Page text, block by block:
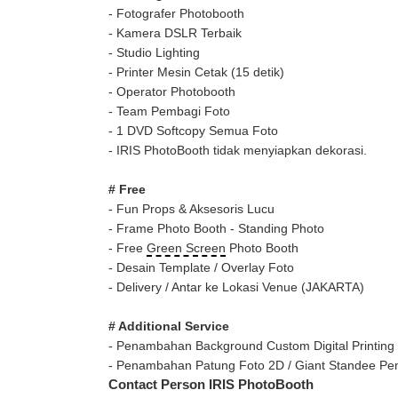
- Fotografer Photobooth
- Kamera DSLR Terbaik
- Studio Lighting
- Printer Mesin Cetak (15 detik)
- Operator Photobooth
- Team Pembagi Foto
- 1 DVD Softcopy Semua Foto
- IRIS PhotoBooth tidak menyiapkan dekorasi.
# Free
- Fun Props & Aksesoris Lucu
- Frame Photo Booth - Standing Photo
- Free Green Screen Photo Booth
- Desain Template / Overlay Foto
- Delivery / Antar ke Lokasi Venue (JAKARTA)
# Additional Service
- Penambahan Background Custom Digital Printing
- Penambahan Patung Foto 2D / Giant Standee
Contact Person IRIS PhotoBooth